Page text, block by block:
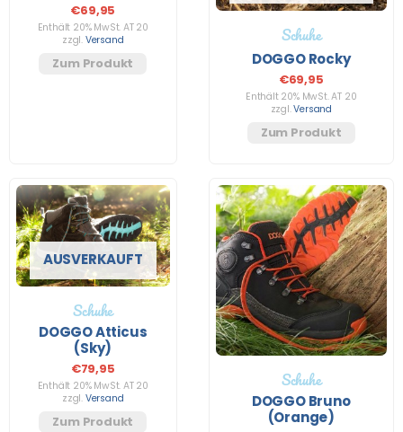
€69,95
Enthält 20% MwSt. AT 20
zzgl. Versand
Zum Produkt
Schuhe
DOGGO Rocky
€69,95
Enthält 20% MwSt. AT 20
zzgl.Versand
Zum Produkt
AUSVERKAUFT
Schuhe
DOGGO Atticus
(Sky)
€79,95
Enthält 20% MwSt. AT 20
zzgl. Versand
Zum Produkt
Schuhe
DOGGO Bruno
(Orange)